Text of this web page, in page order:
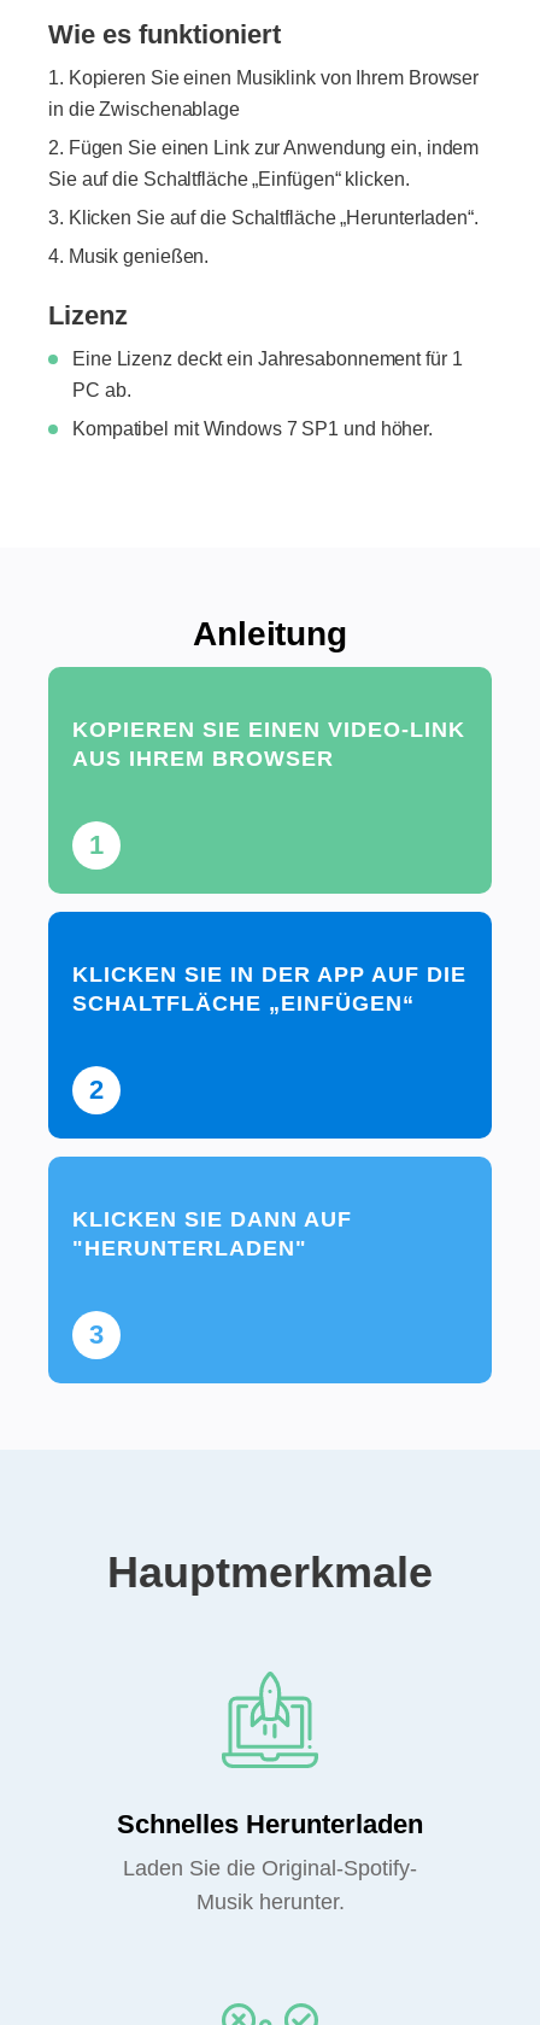
Wie es funktioniert
Kopieren Sie einen Musiklink von Ihrem Browser
in die Zwischenablage
Fügen Sie einen Link zur Anwendung ein, indem
Sie auf die Schaltfläche „Einfügen“ klicken.
Klicken Sie auf die Schaltfläche „Herunterladen“.
Musik genießen.
Lizenz
Eine Lizenz deckt ein Jahresabonnement für 1
PC ab.
Kompatibel mit Windows 7 SP1 und höher.
Anleitung
1
KOPIEREN SIE EINEN VIDEO-LINK
AUS IHREM BROWSER
2
KLICKEN SIE IN DER APP AUF DIE
SCHALTFLÄCHE „EINFÜGEN“
3
KLICKEN SIE DANN AUF
"HERUNTERLADEN"
Hauptmerkmale
Schnelles Herunterladen
Laden Sie die Original-Spotify-
Musik herunter.